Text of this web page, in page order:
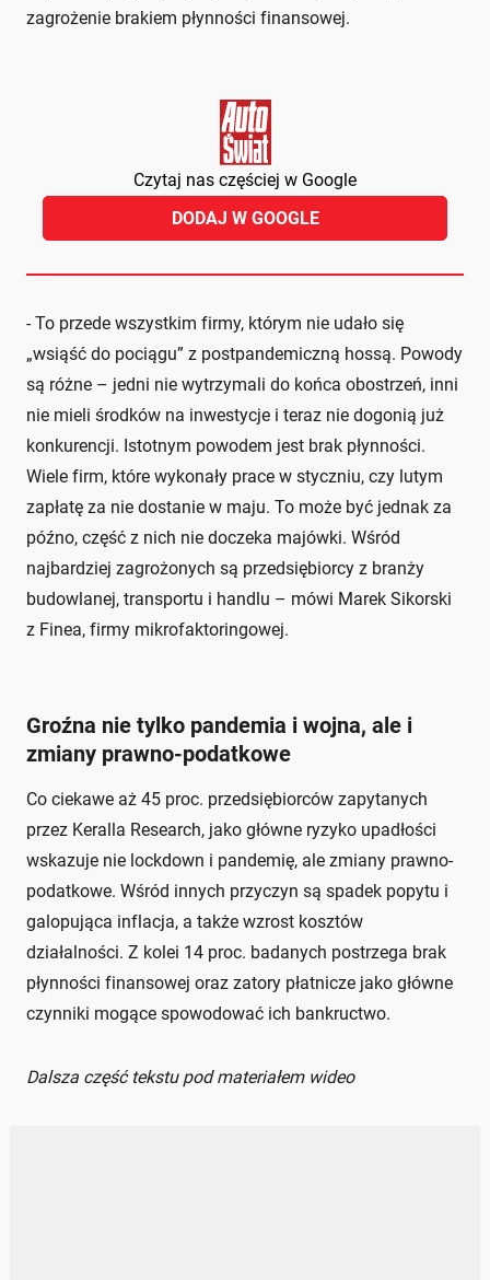
zagrożenie brakiem płynności finansowej.
Czytaj nas częściej w Google
DODAJ W GOOGLE
- To przede wszystkim firmy, którym nie udało się
„wsiąść do pociągu” z postpandemiczną hossą. Powody
są różne – jedni nie wytrzymali do końca obostrzeń, inni
nie mieli środków na inwestycje i teraz nie dogonią już
konkurencji. Istotnym powodem jest brak płynności.
Wiele firm, które wykonały prace w styczniu, czy lutym
zapłatę za nie dostanie w maju. To może być jednak za
późno, część z nich nie doczeka majówki. Wśród
najbardziej zagrożonych są przedsiębiorcy z branży
budowlanej, transportu i handlu – mówi Marek Sikorski
z Finea, firmy mikrofaktoringowej.
Groźna nie tylko pandemia i wojna, ale i
zmiany prawno-podatkowe
Co ciekawe aż 45 proc. przedsiębiorców zapytanych
przez Keralla Research, jako główne ryzyko upadłości
wskazuje nie lockdown i pandemię, ale zmiany prawno-
podatkowe. Wśród innych przyczyn są spadek popytu i
galopująca inflacja, a także wzrost kosztów
działalności. Z kolei 14 proc. badanych postrzega brak
płynności finansowej oraz zatory płatnicze jako główne
czynniki mogące spowodować ich bankructwo.
Dalsza część tekstu pod materiałem wideo